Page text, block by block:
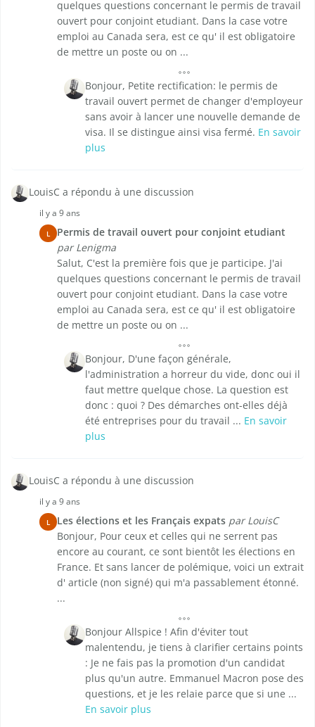
quelques questions concernant le permis de travail
ouvert pour conjoint etudiant. Dans la case votre
emploi au Canada sera, est ce qu' il est obligatoire
de mettre un poste ou on ...
Bonjour, Petite rectification: le permis de
travail ouvert permet de changer d'employeur
sans avoir à lancer une nouvelle demande de
visa. Il se distingue ainsi visa fermé. En savoir
plus
LouisC a répondu à une discussion
il y a 9 ans
L
Permis de travail ouvert pour conjoint etudiant
par Lenigma
Salut, C'est la première fois que je participe. J'ai
quelques questions concernant le permis de travail
ouvert pour conjoint etudiant. Dans la case votre
emploi au Canada sera, est ce qu' il est obligatoire
de mettre un poste ou on ...
Bonjour, D'une façon générale,
l'administration a horreur du vide, donc oui il
faut mettre quelque chose. La question est
donc : quoi ? Des démarches ont-elles déjà
été entreprises pour du travail ... En savoir
plus
LouisC a répondu à une discussion
il y a 9 ans
L Les élections et les Français expats par LouisC
Bonjour, Pour ceux et celles qui ne serrent pas
encore au courant, ce sont bientôt les élections en
France. Et sans lancer de polémique, voici un extrait
d' article (non signé) qui m'a passablement étonné.
...
Bonjour Allspice ! Afin d'éviter tout
malentendu, je tiens à clarifier certains points
: Je ne fais pas la promotion d'un candidat
plus qu'un autre. Emmanuel Macron pose des
questions, et je les relaie parce que si une ...
En savoir plus